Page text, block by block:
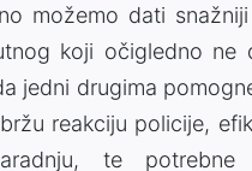
možemo dati
koji očigledno ne
jedni drugima
reakciju policije,
saradnju, te